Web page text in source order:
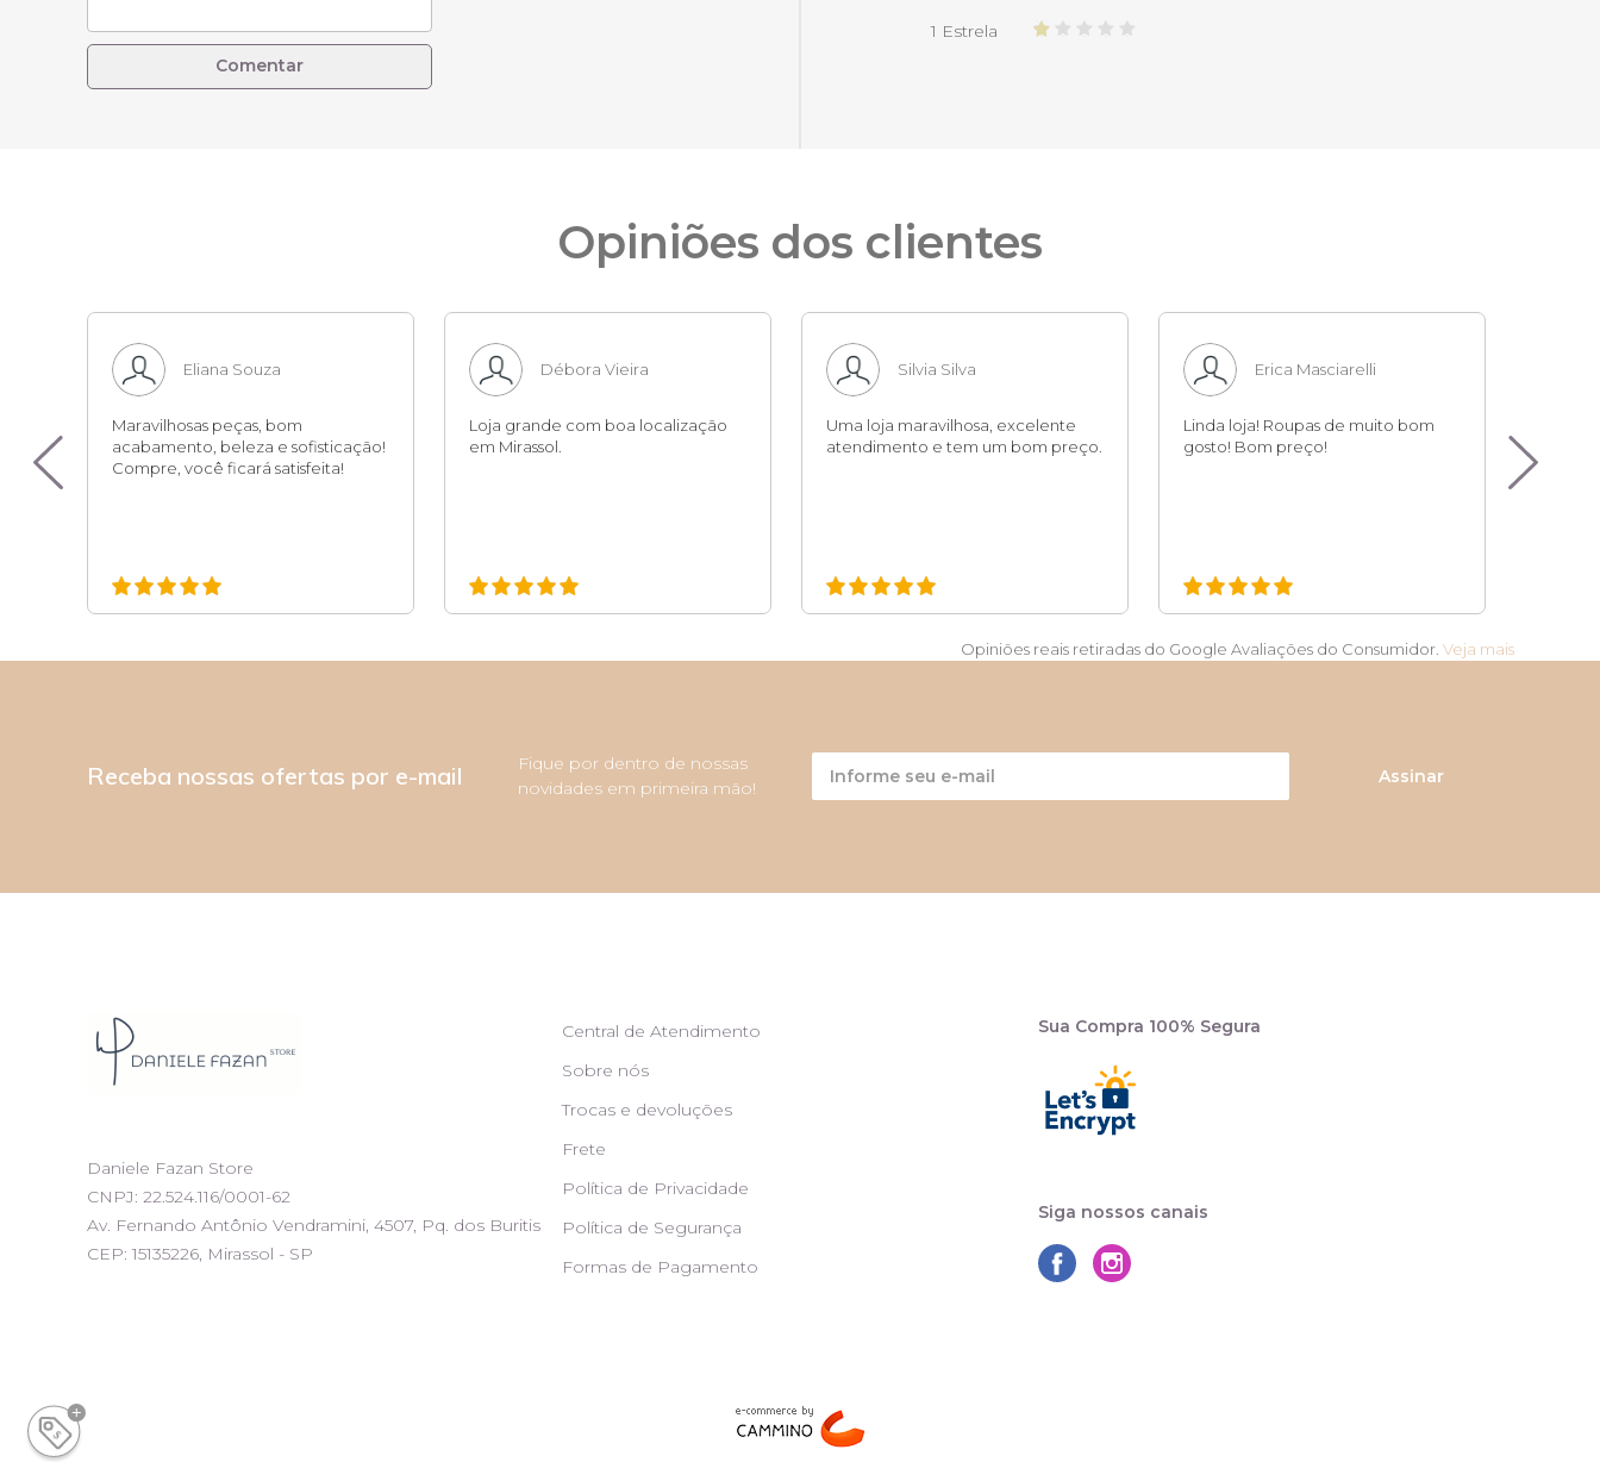
Comentar
1 Estrela
Opiniões dos clientes
Eliana Souza
Maravilhosas peças, bom
acabamento, beleza e sofisticação!
Compre, você ficará satisfeita!
Débora Vieira
Loja grande com boa localização
em Mirassol.
Silvia Silva
Uma loja maravilhosa, excelente
atendimento e tem um bom preço.
Erica Masciarelli
Linda loja! Roupas de muito bom
gosto! Bom preço!
Opiniões reais retiradas do Google Avaliações do Consumidor. Veja mais
Receba nossas ofertas por e-mail
Fique por dentro de nossas
novidades em primeira mão!
Assinar
Daniele Fazan Store
CNPJ: 22.524.116/0001-62
Av. Fernando Antônio Vendramini, 4507, Pq. dos Buritis
CEP: 15135226, Mirassol - SP
Central de Atendimento
Sobre nós
Trocas e devoluções
Frete
Política de Privacidade
Política de Segurança
Formas de Pagamento
Sua Compra 100% Segura
Siga nossos canais